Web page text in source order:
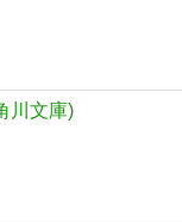
川文庫)